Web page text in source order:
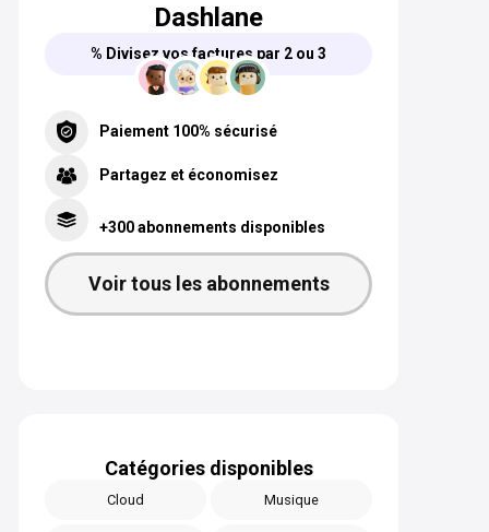
Dashlane
% Divisez vos factures par 2 ou 3
Paiement 100% sécurisé
Partagez et économisez
+300 abonnements disponibles
Voir tous les abonnements
Catégories disponibles
Cloud Musique